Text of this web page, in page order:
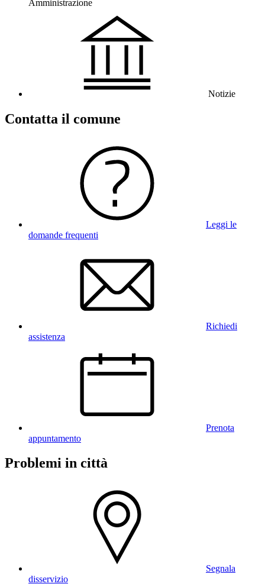
Amministrazione
Notizie
Contatta il comune
Leggi le
domande frequenti
Richiedi
assistenza
Prenota
appuntamento
Problemi in città
Segnala
disservizio